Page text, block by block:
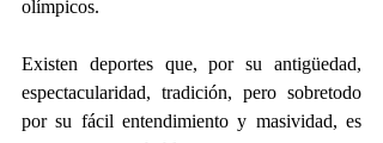
olímpicos.
Existen deportes que, por su antigüedad,
espectacularidad, tradición, pero sobretodo
por su fácil entendimiento y masividad, es